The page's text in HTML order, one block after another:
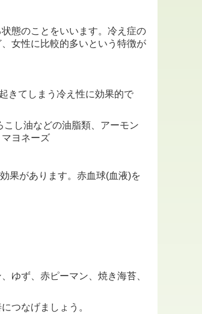
態のことをいいます。冷え症の
女性に比較的多いという特徴が
きてしまう冷え性に効果的で
し油などの油脂類、アーモン
ヨネーズ
果があります。赤血球(血液)を
ゆず、赤ピーマン、焼き海苔、
つなげましょう。